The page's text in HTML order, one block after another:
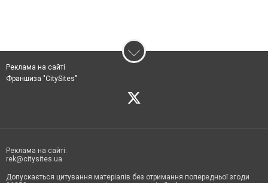
Реклама на сайті
Франшиза "CitySites"
Реклама на сайті:
rek@citysites.ua
Допускається цитування матеріалів без отримання попередньої згоди